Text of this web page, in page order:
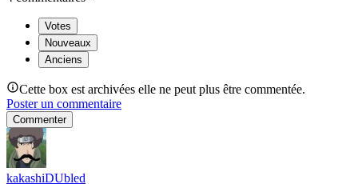
Votes
Nouveaux
Anciens
Cette box est archivées elle ne peut plus être commentée.
Poster un commentaire
Commenter
kakashiDUbled